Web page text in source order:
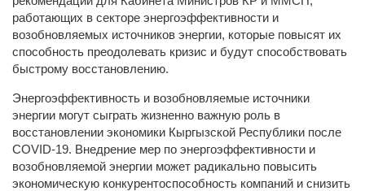
работающих в секторе энергоэффективности и
возобновляемых источников энергии, которые повысят их
способность преодолевать кризис и будут способствовать
быстрому восстановлению.
Энергоэффективность и возобновляемые источники
энергии могут сыграть жизненно важную роль в
восстановлении экономики Кыргызской Республики после
COVID-19. Внедрение мер по энергоэффективности и
возобновляемой энергии может радикально повысить
экономическую конкурентоспособность компаний и снизить